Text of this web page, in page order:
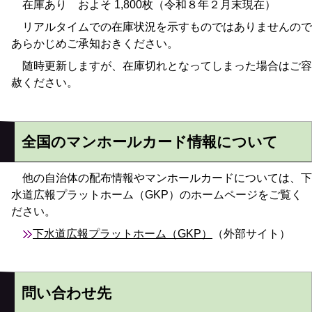
在庫あり およそ 1,800枚（令和８年２月末現在）
リアルタイムでの在庫状況を示すものではありませんので
あらかじめご承知おきください。
随時更新しますが、在庫切れとなってしまった場合はご容
赦ください。
全国のマンホールカード情報について
他の自治体の配布情報やマンホールカードについては、下
水道広報プラットホーム（GKP）のホームページをご覧く
ださい。
下水道広報プラットホーム（GKP）
（外部サイト）
問い合わせ先